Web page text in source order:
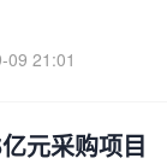
09 21:01
元采购项目